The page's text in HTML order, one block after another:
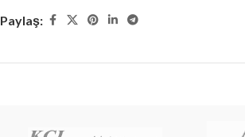
Paylaş: